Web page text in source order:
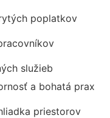
poplatkov
služieb
a bohatá prax
priestorov